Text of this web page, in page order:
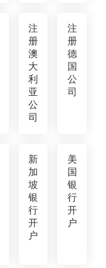
注
册
澳
大
利
亚
公
司
注
册
德
国
公
司
新
加
坡
银
行
开
户
美
国
银
行
开
户